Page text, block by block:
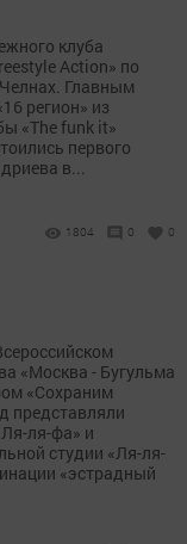
клуба
Action» по
Главным
регион» из
«The funk it»
первого
в...
1804 0 0
«Москва - Бугульма
«Сохраним
представляли
ля-фа» и
студии «Ля-ля-
«эстрадный